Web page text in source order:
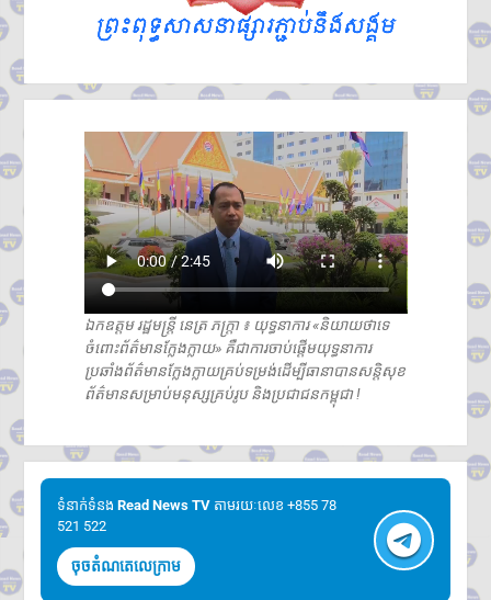
ឯកឧត្តម រដ្ឋមន្ត្រី នេត្រ ភក្រ្តា ៖ យុទ្ធនាការ «និយាយថាទេ
ចំពោះព័ត៌មានក្លែងក្លាយ» គឺជាការចាប់ផ្តើមយុទ្ធនាការ
ប្រឆាំងព័ត៌មានក្លែងក្លាយគ្រប់ទម្រង់ដើម្បីធានាបានសន្តិសុខ
ព័ត៌មានសម្រាប់មនុស្សគ្រប់រូប និងប្រជាជនកម្ពុជា !
ទំនាក់ទំនង​​ Read News TV តាមរយៈលេខ +855 78
521 522
ចុចតំណតេលេក្រាម